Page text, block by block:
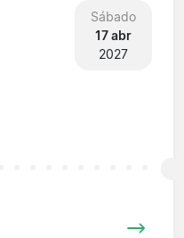
Sábado
17 abr
2027